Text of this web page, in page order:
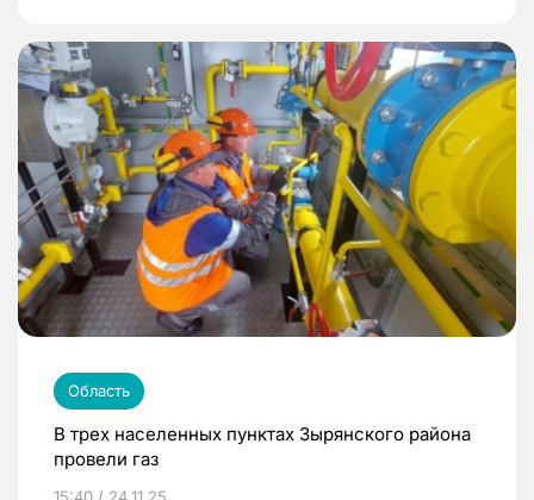
Область
В трех населенных пунктах Зырянского района
провели газ
15:40 / 24.11.25